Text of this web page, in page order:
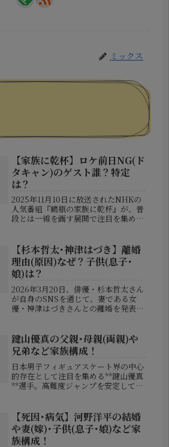
ミックス
【家族に乾杯】ロケ前日NG(ド
タキャン)のゲスト誰？特定
は？
2025年11月10日に放送されたNHKの
人気番組『鶴瓶の家族に乾杯』が、普
段とは一線を画す展開で注目を集めま
回。しかし、放送当日に登場したの
は、ゲスト本人ではなく、急きょ代...
【杉本哲太･神津はづき】離婚
理由(原因)なぜ？子供(息子･
娘)は？
2026年3月20日、俳優・杉本哲太さん
が自身のSNSを通じて、妻である女
優・神津はづきさんとの離婚を発表し
突然の報告は、多くのファンに驚きを
与えています。特に、30年以...
鍵山優真の父親･母親(両親)や
兄弟など家族構成！
日本男子フィギュアスケート界の中心
的存在として注目を集める**鍵山優真
**選手。高難度ジャンプを安定して成
外の大会で結果を残してきました。若
くして世界の舞台に立ち続ける彼で...
【死因･病気】河野洋平の結婚
や妻(嫁)･子供(息子･娘)など家
族構成！